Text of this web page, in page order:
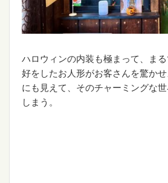
ハロウィンの内装も極まって、ま
好をしたお人形がお客さんを驚か
にも見えて、そのチャーミングな
しまう。